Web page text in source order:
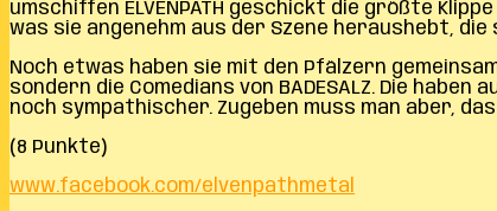
umschiffen ELVENPATH geschickt die größte
was sie angenehm aus der Szene heraushebt,
Noch etwas haben sie mit den Pfälzern
sondern die Comedians von BADESALZ. Die
noch sympathischer. Zugeben muss man aber,
(8 Punkte)
www.facebook.com/elvenpathmetal